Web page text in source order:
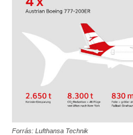
Forrás: Lufthansa Technik